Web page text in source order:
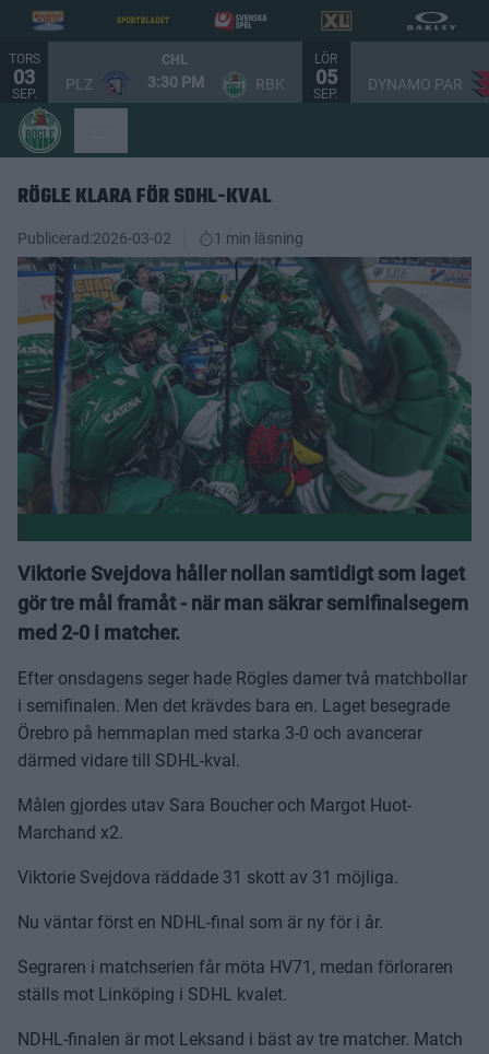
TORS
03
SEP.
CHL
PLZ 3:30 PM RBK
LÖR
05
SEP.
DYNAMO PAR
RÖGLE KLARA FÖR SDHL-KVAL
Publicerad:2026-03-02 1 min läsning
Viktorie Svejdova håller nollan samtidigt som laget
gör tre mål framåt - när man säkrar semifinalsegern
med 2-0 i matcher.
Efter onsdagens seger hade Rögles damer två matchbollar
i semifinalen. Men det krävdes bara en. Laget besegrade
Örebro på hemmaplan med starka 3-0 och avancerar
därmed vidare till SDHL-kval.
Målen gjordes utav Sara Boucher och Margot Huot-
Marchand x2.
Viktorie Svejdova räddade 31 skott av 31 möjliga.
Nu väntar först en NDHL-final som är ny för i år.
Segraren i matchserien får möta HV71, medan förloraren
ställs mot Linköping i SDHL kvalet.
NDHL-finalen är mot Leksand i bäst av tre matcher. Match